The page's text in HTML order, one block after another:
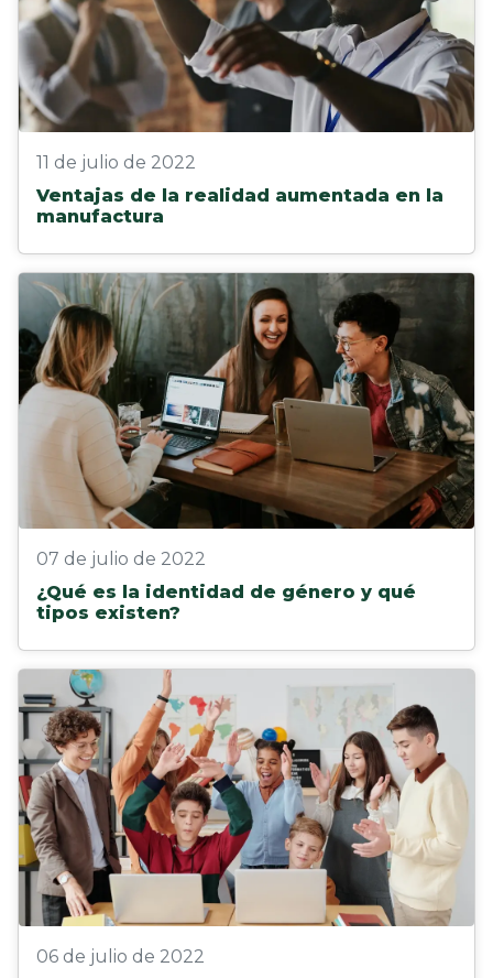
11 de julio de 2022
Ventajas de la realidad aumentada en la
manufactura
07 de julio de 2022
¿Qué es la identidad de género y qué
tipos existen?
06 de julio de 2022